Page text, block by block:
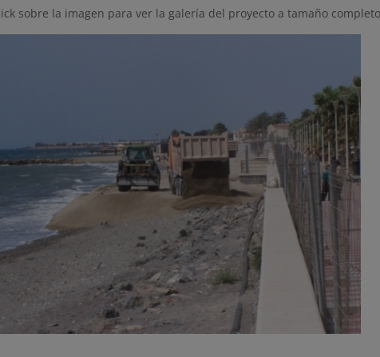
sobre la imagen para ver la galería del proyecto a tamaño